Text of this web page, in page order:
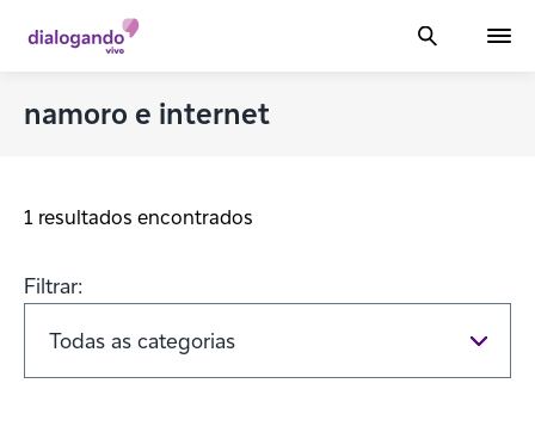
namoro e internet
1 resultados encontrados
Filtrar: